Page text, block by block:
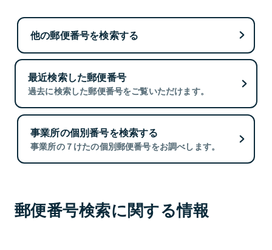
他の郵便番号を検索する
最近検索した郵便番号
過去に検索した郵便番号をご覧いただけます。
事業所の個別番号を検索する
事業所の７けたの個別郵便番号をお調べします。
郵便番号検索に関する情報